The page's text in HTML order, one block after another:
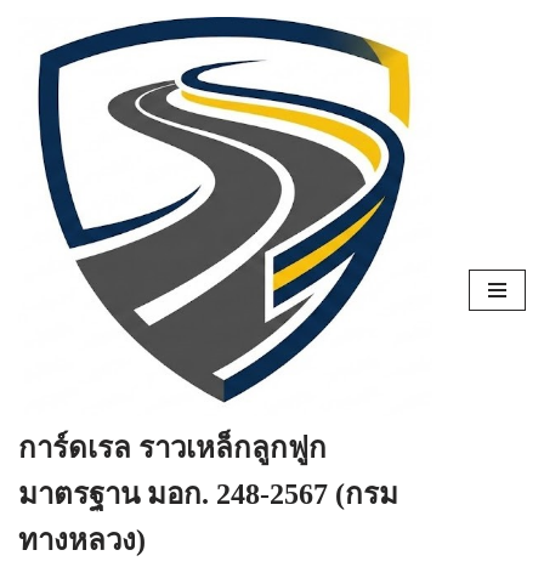
Skip
content
การ์ดเรล ราวเหล็กลูกฟูก
มาตรฐาน มอก. 248-2567 (กรม
ทางหลวง)